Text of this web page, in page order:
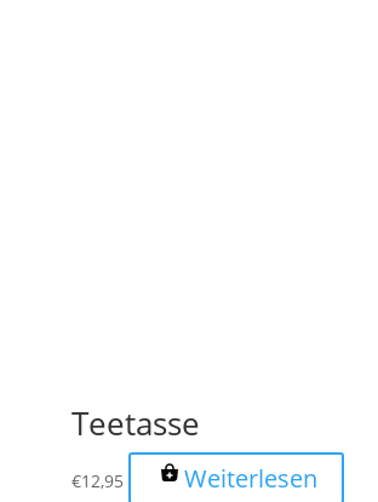
Teetasse
€12,95 Weiterlesen